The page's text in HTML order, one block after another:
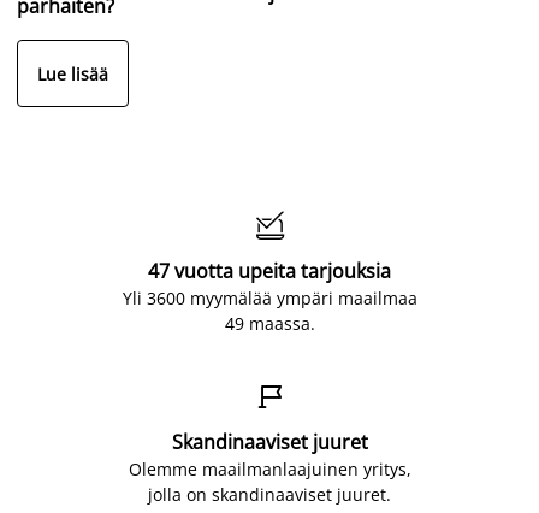
parhaiten?
Lue lisää

47 vuotta upeita tarjouksia
Yli 3600 myymälää ympäri maailmaa
49 maassa.

Skandinaaviset juuret
Olemme maailmanlaajuinen yritys,
jolla on skandinaaviset juuret.